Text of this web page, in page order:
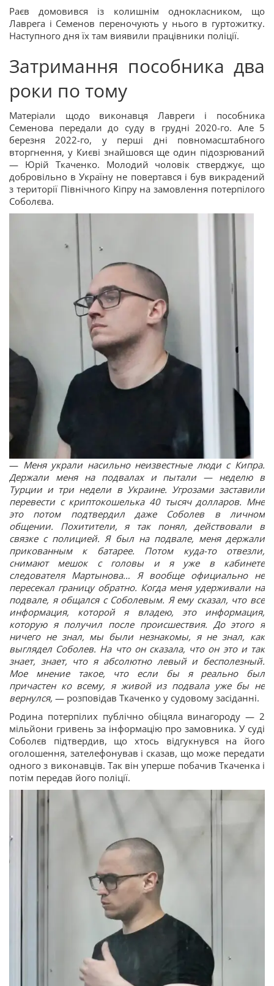
Раєв домовився із колишнім однокласником, що
Лаврега і Семенов переночують у нього в гуртожитку.
Наступного дня їх там виявили працівники поліції.
Затримання пособника два
роки по тому
Матеріали щодо виконавця Лавреги і пособника
Семенова передали до суду в грудні 2020-го. Але 5
березня 2022-го, у перші дні повномасштабного
вторгнення, у Києві знайшовся ще один підозрюваний
— Юрій Ткаченко. Молодий чоловік стверджує, що
добровільно в Україну не повертався і був викрадений
з території Північного Кіпру на замовлення потерпілого
Соболєва.
— Меня украли насильно неизвестные люди с Кипра.
Держали меня на подвалах и пытали —неделю в
Турции и три недели в Украине. Угрозами заставили
перевести с криптокошелька 40 тысяч долларов. Мне
это потом подтвердил даже Соболев в личном
общении. Похитители, я так понял, действовали в
связке с полицией. Я был на подвале, меня держали
прикованным к батарее. Потом куда-то отвезли,
снимают мешок с головы и я уже в кабинете
следователя Мартынова… Я вообще официально не
пересекал границу обратно. Когда меня удерживали на
подвале, я общался с Соболевым. Я ему сказал, что все
информация, которой я владею, это информация,
которую я получил после происшествия. До этого я
ничего не знал, мы были незнакомы, я не знал, как
выглядел Соболев. На что он сказала, что он это и так
знает, знает, что я абсолютно левый и бесполезный.
Мое мнение такое, что если бы я реально был
причастен ко всему, я живой из подвала уже бы не
вернулся, — розповідав Ткаченко у судовому засіданні.
Родина потерпілих публічно обіцяла винагороду — 2
мільйони гривень за інформацію про замовника. У суді
Соболєв підтвердив, що хтось відгукнувся на його
оголошення, зателефонував і сказав, що може передати
одного з виконавців. Так він уперше побачив Ткаченка і
потім передав його поліції.